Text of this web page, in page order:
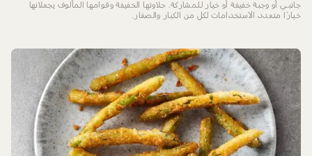
جانبي أو وجبة خفيفة أو خيار للمشاركة. حلاوتها الخفيفة وقوامها المألوف يجعلانها
خيارًا متعدد الاستخدامات لكل من الكبار والصغار.